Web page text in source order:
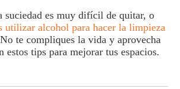
suciedad es muy difícil de quitar, o
utilizar alcohol para hacer la limpieza
te compliques la vida y aprovecha
estos tips para mejorar tus espacios.